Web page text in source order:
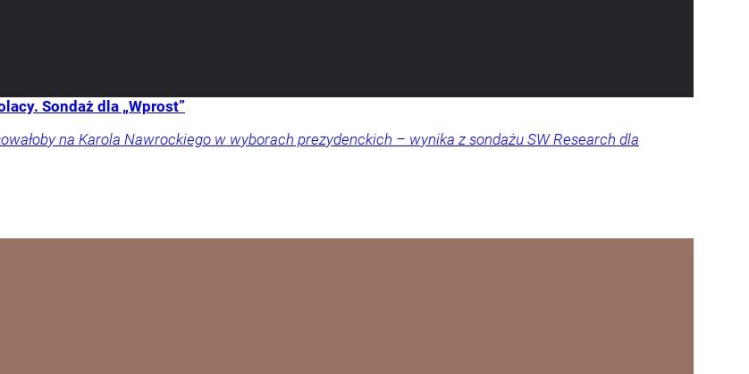
Sondaż dla „Wprost”
na Karola Nawrockiego w wyborach prezydenckich – wynika z sondażu SW Research dla